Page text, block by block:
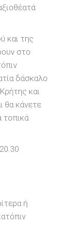
και της
στο
δάσκαλο
και
θα κάνετε
τοπικά
ή